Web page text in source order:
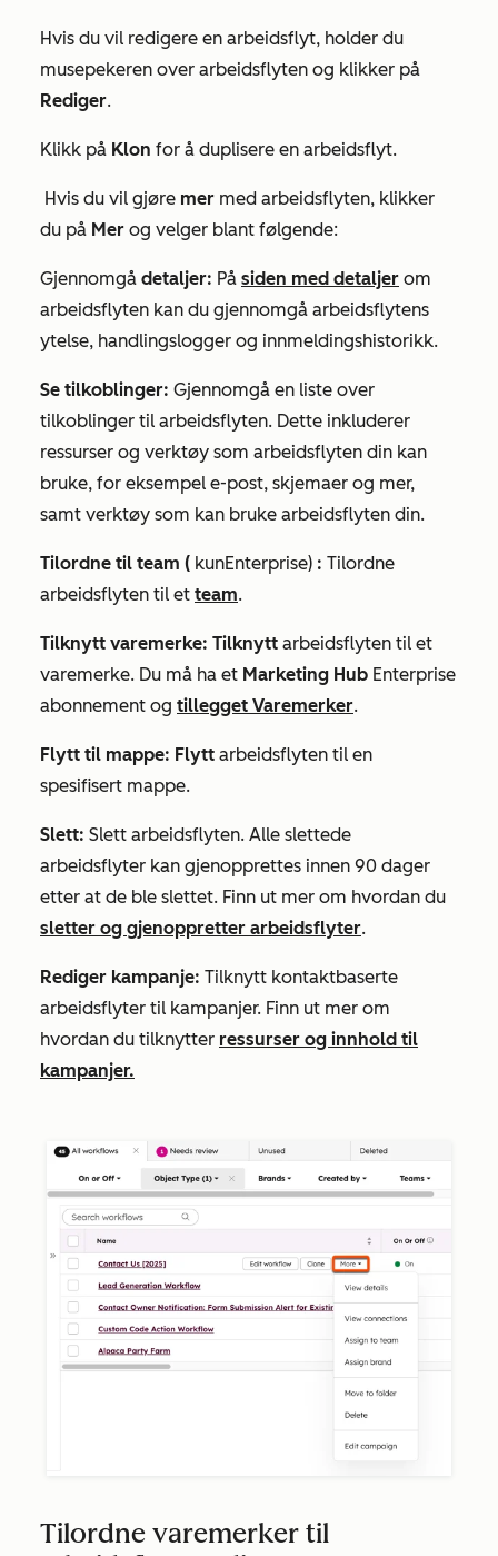
Hvis du vil redigere en arbeidsflyt, holder du
musepekeren over arbeidsflyten og klikker på
Rediger.
Klikk på Klon for å duplisere en arbeidsflyt.
Hvis du vil gjøre mer med arbeidsflyten, klikker
du på Mer og velger blant følgende:
Gjennomgå detaljer: På siden med detaljer om
arbeidsflyten kan du gjennomgå arbeidsflytens
ytelse, handlingslogger og innmeldingshistorikk.
Se tilkoblinger: Gjennomgå en liste over
tilkoblinger til arbeidsflyten. Dette inkluderer
ressurser og verktøy som arbeidsflyten din kan
bruke, for eksempel e-post, skjemaer og mer,
samt verktøy som kan bruke arbeidsflyten din.
Tilordne til team ( kunEnterprise) : Tilordne
arbeidsflyten til et team.
Tilknytt varemerke: Tilknytt arbeidsflyten til et
varemerke. Du må ha et Marketing Hub Enterprise
abonnement og tillegget Varemerker.
Flytt til mappe: Flytt arbeidsflyten til en
spesifisert mappe.
Slett: Slett arbeidsflyten. Alle slettede
arbeidsflyter kan gjenopprettes innen 90 dager
etter at de ble slettet. Finn ut mer om hvordan du
sletter og gjenoppretter arbeidsflyter.
Rediger kampanje: Tilknytt kontaktbaserte
arbeidsflyter til kampanjer. Finn ut mer om
hvordan du tilknytter ressurser og innhold til
kampanjer.
Tilordne varemerker til